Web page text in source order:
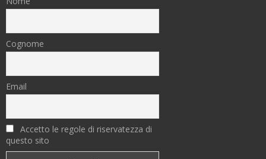
Cognome
Email
Accetto le regole di riservatezza di
questo sito